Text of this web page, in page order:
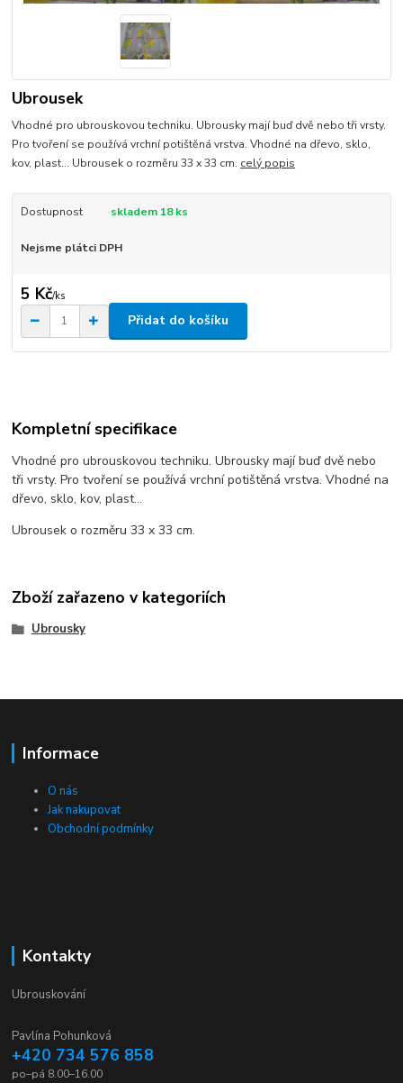
Ubrousek
Vhodné pro ubrouskovou techniku. Ubrousky mají buď dvě nebo tři vrsty.
Pro tvoření se používá vrchní potištěná vrstva. Vhodné na dřevo, sklo,
kov, plast... Ubrousek o rozměru 33 x 33 cm. celý popis
Dostupnost skladem 18 ks
Nejsme plátci DPH
5 Kč/ks
Přidat do košíku
Kompletní specifikace
Vhodné pro ubrouskovou techniku. Ubrousky mají buď dvě nebo
tři vrsty. Pro tvoření se používá vrchní potištěná vrstva. Vhodné na
dřevo, sklo, kov, plast...
Ubrousek o rozměru 33 x 33 cm.
Zboží zařazeno v kategoriích
Ubrousky
Informace
O nás
Jak nakupovat
Obchodní podmínky
Kontakty
Ubrouskování
Pavlína Pohunková
+420 734 576 858
po–pá 8.00–16.00